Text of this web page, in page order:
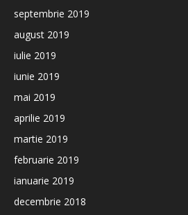
septembrie 2019
august 2019
iulie 2019
iunie 2019
mai 2019
aprilie 2019
martie 2019
februarie 2019
ianuarie 2019
decembrie 2018